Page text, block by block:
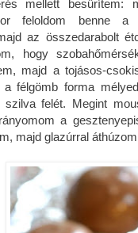
mellett besűrítem:
feloldom benne
az összedarabolt
hogy
majd a tojásos-
félgömb forma
szilva felét. Megint
a
majd glazúrral